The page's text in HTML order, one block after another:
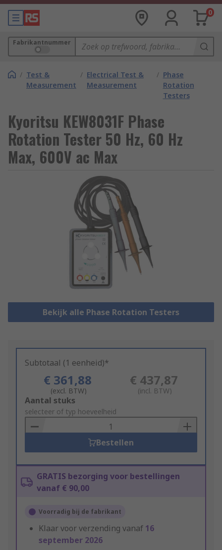
0
Fabrikantnummer
/ Test &
Measurement
/ Electrical Test &
Measurement
/ Phase
Rotation
Testers
Kyoritsu KEW8031F Phase
Rotation Tester 50 Hz, 60 Hz
Max, 600V ac Max
Bekijk alle Phase Rotation Testers
Subtotaal (1 eenheid)*
€ 361,88
(excl. BTW)
€ 437,87
(incl. BTW)
Add
to
Basket
Aantal stuks
selecteer of typ hoeveelheid
Bestellen
GRATIS bezorging voor bestellingen
vanaf € 90,00
Voorradig bij de fabrikant
Klaar voor verzending vanaf 16
september 2026